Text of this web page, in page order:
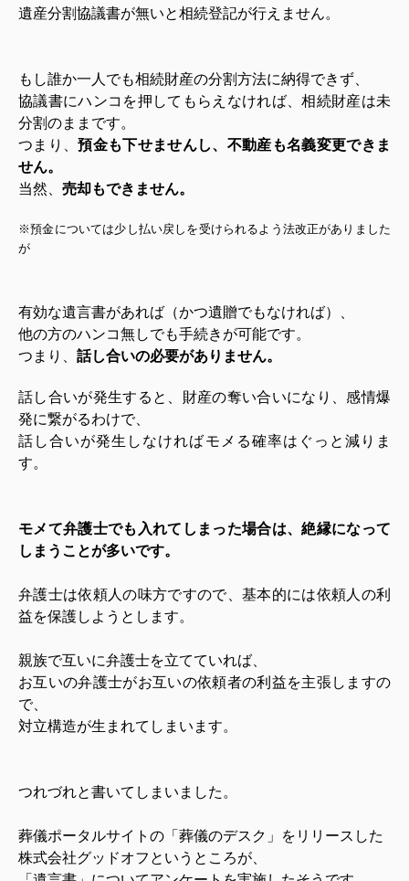
遺産分割協議書が無いと相続登記が行えません。
もし誰か一人でも相続財産の分割方法に納得できず、
協議書にハンコを押してもらえなければ、相続財産は未
分割のままです。
つまり、預金も下せませんし、不動産も名義変更できま
せん。
当然、 売却もできません。
※預金については少し払い戻しを受けられるよう法改正がありました
が
有効な遺言書があれば（かつ遺贈でもなければ）、
他の方のハンコ無しでも手続きが可能です。
つまり、 話し合いの必要がありません。
話し合いが発生すると、財産の奪い合いになり、感情爆
発に繋がるわけで、
話し合いが発生しなければモメる確率はぐっと減りま
す。
モメて弁護士でも入れてしまった場合は、絶縁になって
しまうことが多いです。
弁護士は依頼人の味方ですので、基本的には依頼人の利
益を保護しようとします。
親族で互いに弁護士を立てていれば、
お互いの弁護士がお互いの依頼者の利益を主張しますの
で、
対立構造が生まれてしまいます。
つれづれと書いてしまいました。
葬儀ポータルサイトの「葬儀のデスク」をリリースした
株式会社グッドオフというところが、